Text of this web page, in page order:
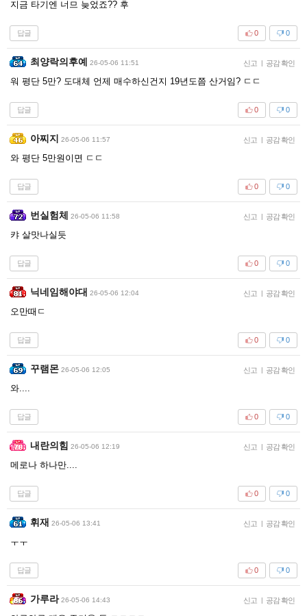
지금 타기엔 너므 늦었죠?? 후
답글 0
0
최양락의후예 26-05-06 11:51 신고 | 공감 확인
워 평단 5만? 도대체 언제 매수하신건지 19년도쯤 산거임? ㄷㄷ
답글 0
0
아찌지 26-05-06 11:57 신고 | 공감 확인
와 평단 5만원이면 ㄷㄷ
답글 0
0
번실험체 26-05-06 11:58 신고 | 공감 확인
캬 살맛나실듯
답글 0
0
닉네임해야대 26-05-06 12:04 신고 | 공감 확인
오만때ㄷ
답글 0
0
꾸램몬 26-05-06 12:05 신고 | 공감 확인
와....
답글 0
0
내란의힘 26-05-06 12:19 신고 | 공감 확인
메로나 하나만....
답글 0
0
휘재 26-05-06 13:41 신고 | 공감 확인
ㅜㅜ
답글 0
0
가루라 26-05-06 14:43 신고 | 공감 확인